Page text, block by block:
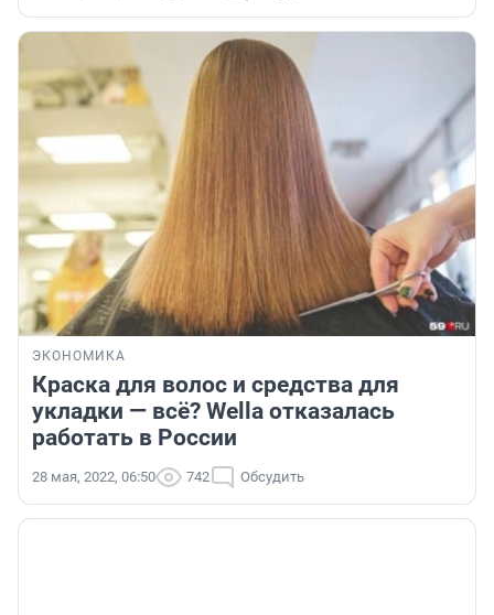
ЭКОНОМИКА
Краска для волос и средства для
укладки — всё? Wella отказалась
работать в России
28 мая, 2022, 06:50 742 Обсудить